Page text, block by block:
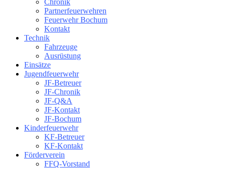
Chronik
Partnerfeuerwehren
Feuerwehr Bochum
Kontakt
Technik
Fahrzeuge
Ausrüstung
Einsätze
Jugendfeuerwehr
JF-Betreuer
JF-Chronik
JF-Q&A
JF-Kontakt
JF-Bochum
Kinderfeuerwehr
KF-Betreuer
KF-Kontakt
Förderverein
FFQ-Vorstand